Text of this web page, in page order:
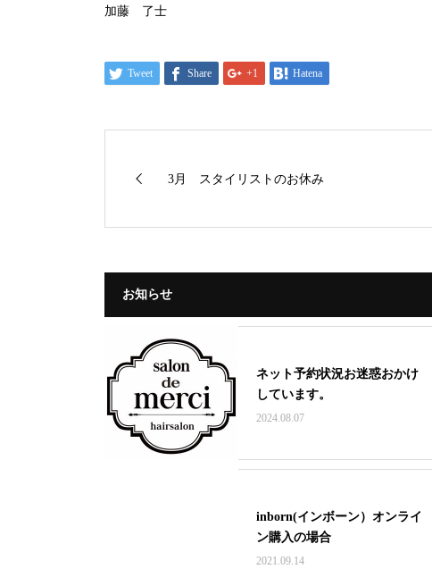
加藤 了士
Tweet Share +1 Hatena
3月 スタイリストのお休み
お知らせ
ネット予約状況お迷惑おかけ
しています。
2024.08.07
inborn(インボーン）オンライ
ン購入の場合
2021.09.14